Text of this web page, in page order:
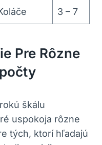
3 – 7
Pre Rôzne
škálu
uspokoja rôzne
tých, ktorí hľadajú